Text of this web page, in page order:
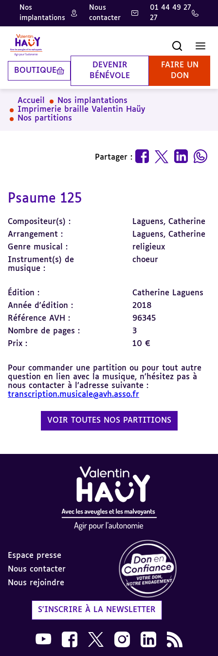
Aller
contenu
principal
Aller
pied
de
page
Aller
la
recherche
Nos
implantations
Nous
contacter
01 44 49 27
27
BOUTIQUE
DEVENIR
BÉNÉVOLE
FAIRE UN
DON
Accueil
Nos implantations
Imprimerie braille Valentin Haüy
Nos partitions
Partager :
Psaume 125
Compositeur(s) :
Laguens, Catherine
Arrangement :
Laguens, Catherine
Genre musical :
religieux
Instrument(s) de
musique :
choeur
Édition :
Catherine Laguens
Année d'édition :
2018
Référence AVH :
96345
Nombre de pages :
3
Prix :
10 €
Pour commander une partition ou pour tout autre
question en lien avec la musique, n’hésitez pas à
nous contacter à l’adresse suivante :
transcription.musicale@avh.asso.fr
VOIR TOUTES NOS PARTITIONS
Espace presse
Nous contacter
Nous rejoindre
S'INSCRIRE À LA NEWSLETTER
Nous suivre sur Youtube AVH dans une
Nous suivre sur Facebook AVH dans
Nous suivre sur X AVH dans une
Nous suivre sur Instagram
Nous suivre sur
Flux RSS